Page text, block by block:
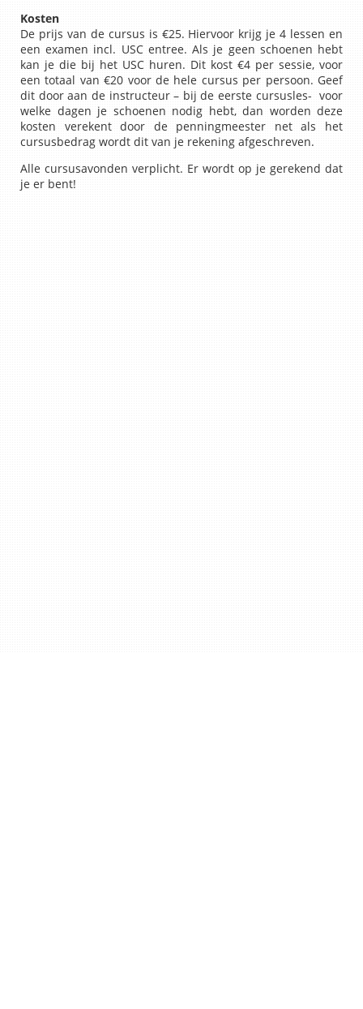
Kosten
De prijs van de cursus is €25. Hiervoor krijg je 4 lessen en
een examen incl. USC entree. Als je geen schoenen hebt
kan je die bij het USC huren. Dit kost €4 per sessie, voor
een totaal van €20 voor de hele cursus per persoon. Geef
dit door aan de instructeur – bij de eerste cursusles- voor
welke dagen je schoenen nodig hebt, dan worden deze
kosten verekent door de penningmeester net als het
cursusbedrag wordt dit van je rekening afgeschreven.
Alle cursusavonden verplicht. Er wordt op je gerekend dat
je er bent!